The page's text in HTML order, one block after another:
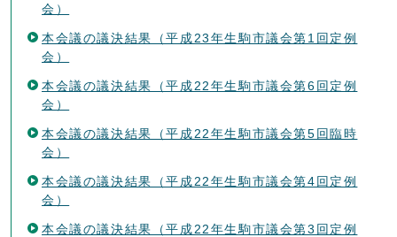
会）
本会議の議決結果（平成23年生駒市議会第1回定例
会）
本会議の議決結果（平成22年生駒市議会第6回定例
会）
本会議の議決結果（平成22年生駒市議会第5回臨時
会）
本会議の議決結果（平成22年生駒市議会第4回定例
会）
本会議の議決結果（平成22年生駒市議会第3回定例